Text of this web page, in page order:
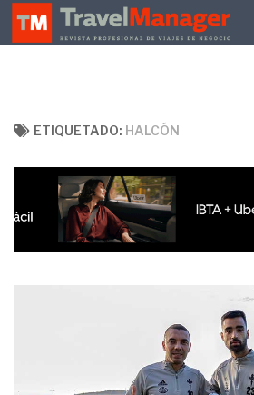
Debajo del contenido
ETIQUETADO: HALCÓN